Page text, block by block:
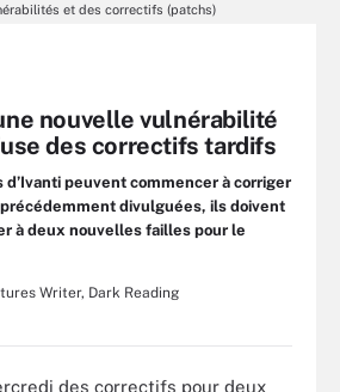
et des correctifs (patchs)
nouvelle vulnérabilité
des correctifs tardifs
peuvent commencer à corriger
divulguées, ils doivent
à deux nouvelles failles pour le
Writer, Dark Reading
des correctifs pour deux